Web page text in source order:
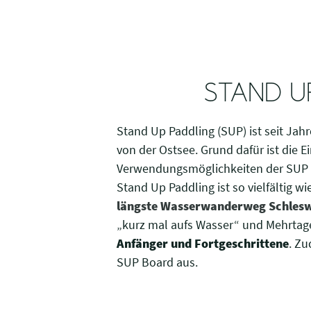
STAND
Stand Up Paddling (SUP) ist seit
von der Ostsee. Grund dafür ist die
Verwendungsmöglichkeiten der
Stand Up Paddling ist so vielfältig
längste Wasserwanderweg
„kurz mal aufs Wasser“ und
Anfänger und Fortgeschrittene.
SUP Board aus.